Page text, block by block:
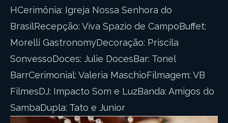
HCerimônia: Igreja Nossa Senhora do
BrasilRecepção: Viva Spazio de CampoBuffet:
Morelli GastronomyDecoração: Priscila
SonvessoDoces: Julie DocesBar: Tonel
BarrCerimonial: Valeria MaschioFilmagem: VB
FilmesDJ: Impacto Som e LuzBanda: Amigos do
SambaDupla: Tato e Junior